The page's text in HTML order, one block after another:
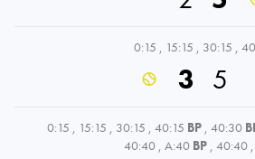
0:15 , 15:15 , 30:15 ,
3 5
0:15 , 15:15 , 30:15 , 40:15 BP , 40:30
40:40 , A:40 BP , 40:40 ,